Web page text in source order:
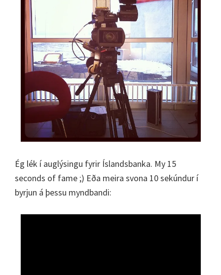
Ég lék í auglýsingu fyrir Íslandsbanka. My 15
seconds of fame ;) Eða meira svona 10 sekúndur í
byrjun á þessu myndbandi: